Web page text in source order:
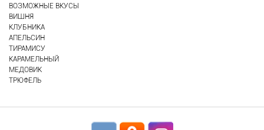
ВОЗМОЖНЫЕ ВКУСЫ
ВИШНЯ
КЛУБНИКА
АПЕЛЬСИН
ТИРАМИСУ
КАРАМЕЛЬНЫЙ
МЕДОВИК
ТРЮФЕЛЬ